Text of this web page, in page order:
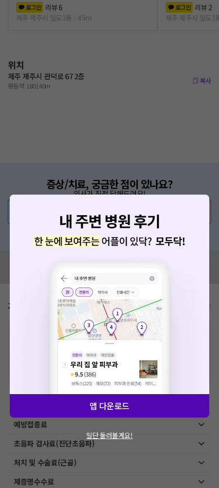
로그인 리뷰 6
제주 제주시 일도1동
45m
로그인 리뷰 2
제주 제주시 일도1
위치
제주 제주시 관덕로 67 2층
평동역 180140m
복사
증상/치료, 궁금한 점이 있나요?
의사가 직접 답해드려요!
💬 무엇이든 물어보세요
혹은, 의료상담 서비스에 다양한 게시글 보러가기
가격표 비급여/급여 진료란?
비급여 항목의 경우,추가비용 등으로 실제 가격과 상이할 수 있으니, 정확
한 가격은 해당 의료기관에 직접 문의해주세요.
건강보험심사평가원
격입니다. (진료와 연관된 복합적인 비용이 추가되어, 병원마다 금액이 다르게
산정될 수 있는 점 참고 바랍니다.)
※ 이벤트가, 할인가는VAT 포함
예방접종료
초음파 검사료(진단초음파)
처치 및 수술료(근골)
제증명수수료
앱 다운로드
일단 둘러볼게요!